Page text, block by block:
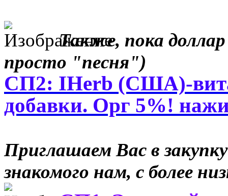
Также, пока
просто "песня")
СП2: IHerb (США)-
добавки. Орг 5%!
Приглашаем Вас в
знакомого нам, с более